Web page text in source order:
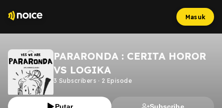
Masuk
PARARONDA : CERITA HOROR
VS LOGIKA
3 Subscribers · 2 Episode
Putar Subscribe